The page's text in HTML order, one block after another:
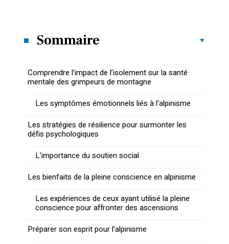
Sommaire
Comprendre l’impact de l’isolement sur la santé
mentale des grimpeurs de montagne
Les symptômes émotionnels liés à l’alpinisme
Les stratégies de résilience pour surmonter les
défis psychologiques
L’importance du soutien social
Les bienfaits de la pleine conscience en alpinisme
Les expériences de ceux ayant utilisé la pleine
conscience pour affronter des ascensions
Préparer son esprit pour l’alpinisme